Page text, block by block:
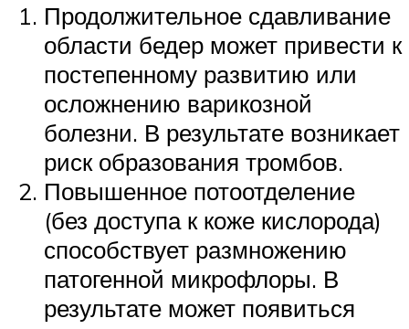
Продолжительное сдавливание
области бедер может привести к
постепенному развитию или
осложнению варикозной
болезни. В результате возникает
риск образования тромбов.
Повышенное потоотделение
(без доступа к коже кислорода)
способствует размножению
патогенной микрофлоры. В
результате может появиться